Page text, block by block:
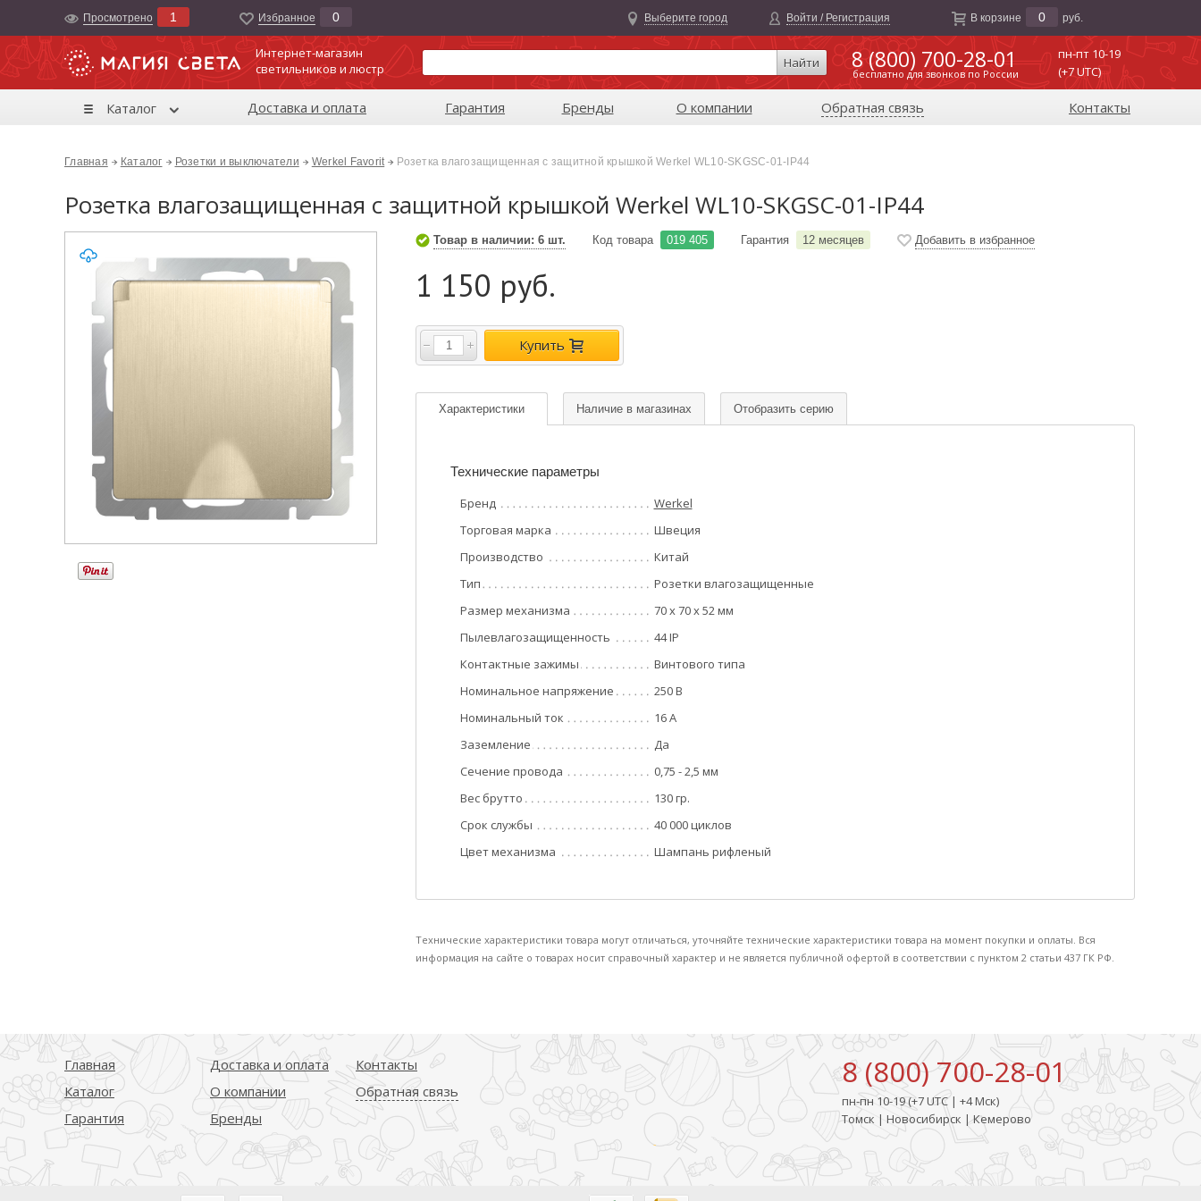
Просмотрено 1 Избранноe 0 Выберите город Войти / Регистрация В корзине 0 руб.
Интернет-магазин
светильников и люстр
Найти 8 (800) 700-28-01
бесплатно для звонков по России
пн-пт 10-19
(+7 UTC)
Каталог Доставка и оплата Гарантия Бренды О компании Обратная связь Контакты
Главная Каталог Розетки и выключатели Werkel Favorit Розетка влагозащищенная с защитной крышкой Werkel WL10-SKGSC-01-IP44
Розетка влагозащищенная с защитной крышкой Werkel WL10-SKGSC-01-IP44
Товар в наличии: 6 шт. Код товара 019 405 Гарантия 12 месяцев Добавить в избранное
1 150 руб.
Купить
Характеристики Наличие в магазинах Отобразить серию
Технические параметры
Бренд
Werkel
Торговая марка
Швеция
Производство
Китай
Тип
Розетки влагозащищенные
Размер механизма
70 x 70 x 52 мм
Пылевлагозащищенность
44 IP
Контактные зажимы
Винтового типа
Номинальное напряжение
250 В
Номинальный ток
16 А
Заземление
Да
Сечение провода
0,75 - 2,5 мм
Вес брутто
130 гр.
Срок службы
40 000 циклов
Цвет механизма
Шампань рифленый
Технические характеристики товара могут отличаться, уточняйте технические характеристики товара на момент покупки и оплаты. Вся
информация на сайте о товарах носит справочный характер и не является публичной офертой в соответствии с пунктом 2 статьи 437 ГК РФ.
Главная
Каталог
Гарантия
Доставка и оплата
О компании
Бренды
Контакты
Обратная связь
8 (800) 700-28-01
пн-пн 10-19 (+7 UTC | +4 Мск)
Томск | Новосибирск | Кемерово